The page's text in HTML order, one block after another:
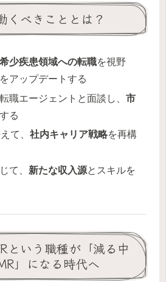
くべきこととは？
少疾患領域への転職を視野
アップデートする
職エージェントと面談し、市
する
て、社内キャリア戦略を再構
て、 新たな収入源とスキルを
という職種が「減る中
」になる時代へ